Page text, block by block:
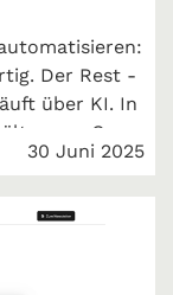
Der Rest -
über KI. In
unser Co-
mit anderen
30 Juni 2025